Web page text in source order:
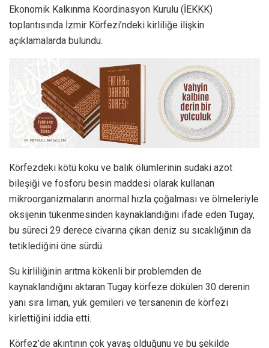
Ekonomik Kalkınma Koordinasyon Kurulu (İEKKK)
toplantısında İzmir Körfezi’ndeki kirliliğe ilişkin
açıklamalarda bulundu.
Körfezdeki kötü koku ve balık ölümlerinin sudaki azot
bileşiği ve fosforu besin maddesi olarak kullanan
mikroorganizmaların anormal hızla çoğalması ve ölmeleriyle
oksijenin tükenmesinden kaynaklandığını ifade eden Tugay,
bu süreci 29 derece civarına çıkan deniz su sıcaklığının da
tetiklediğini öne sürdü.
Su kirliliğinin arıtma kökenli bir problemden de
kaynaklandığını aktaran Tugay körfeze dökülen 30 derenin
yanı sıra liman, yük gemileri ve tersanenin de körfezi
kirlettiğini iddia etti.
Körfez’de akıntının çok yavaş olduğunu ve bu şekilde